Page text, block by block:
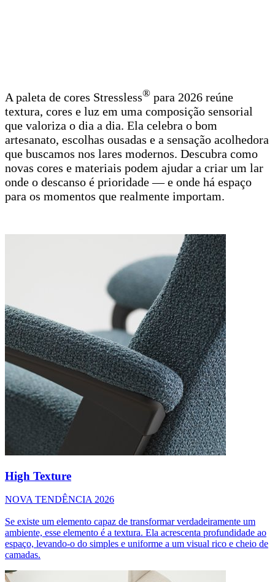
A paleta de cores Stressless® para 2026 reúne
textura, cores e luz em uma composição sensorial
que valoriza o dia a dia. Ela celebra o bom
artesanato, escolhas ousadas e a sensação acolhedora
que buscamos nos lares modernos. Descubra como
novas cores e materiais podem ajudar a criar um lar
onde o descanso é prioridade — e onde há espaço
para os momentos que realmente importam.
High Texture
NOVA TENDÊNCIA 2026
Se existe um elemento capaz de transformar verdadeiramente um
ambiente, esse elemento é a textura. Ela acrescenta profundidade ao
espaço, levando-o do simples e uniforme a um visual rico e cheio de
camadas.